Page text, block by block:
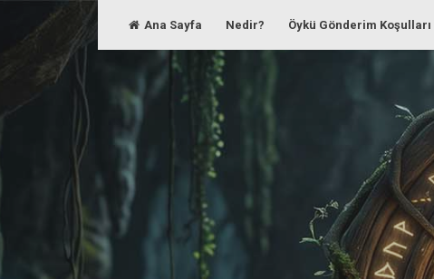
content
Ana Sayfa Nedir? Öykü Gönderim Koşulları